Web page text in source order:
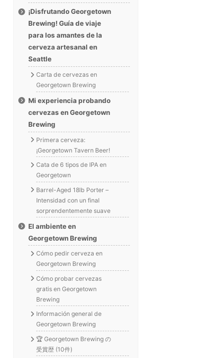
¡Disfrutando Georgetown
Brewing! Guía de viaje
para los amantes de la
cerveza artesanal en
Seattle
Carta de cervezas en
Georgetown Brewing
Mi experiencia probando
cervezas en Georgetown
Brewing
Primera cerveza:
¡Georgetown Tavern Beer!
Cata de 6 tipos de IPA en
Georgetown
Barrel-Aged 18lb Porter –
Intensidad con un final
sorprendentemente suave
El ambiente en
Georgetown Brewing
Cómo pedir cerveza en
Georgetown Brewing
Cómo probar cervezas
gratis en Georgetown
Brewing
Información general de
Georgetown Brewing
🏆 Georgetown Brewing の
受賞歴 (10件)